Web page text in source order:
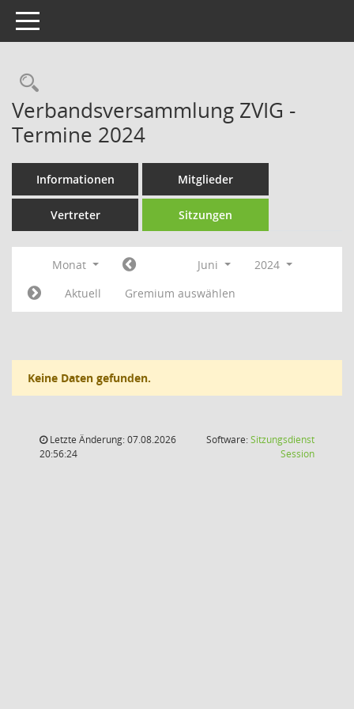
Toggle navigation
Rechercheauswahl
Verbandsversammlung ZVIG -
Termine 2024
Informationen Mitglieder
Vertreter Sitzungen
Monat Juni
2024
Aktuell
Gremium auswählen
Keine Daten gefunden.
Letzte Änderung: 07.08.2026
20:56:24
Software:Sitzungsdienst
Session(Wird in